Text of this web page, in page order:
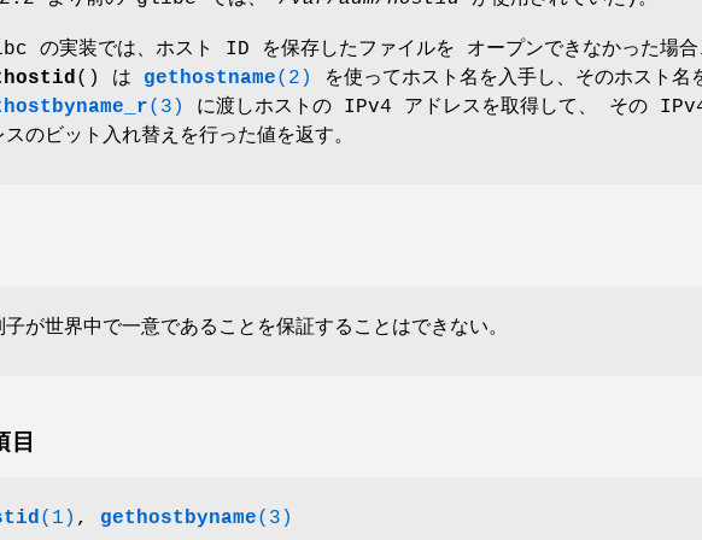
の実装では、ホスト ID を保存したファイルを オープンできなかった場合
() は gethostname(2)
を使ってホスト名を入手し、そのホスト名
(3)
に渡しホストの IPv4 アドレスを取得して、 その
スのビット入れ替えを行った値を返す。
子が世界中で一意であることを保証することはできない。
目
(1) , gethostbyname(3)